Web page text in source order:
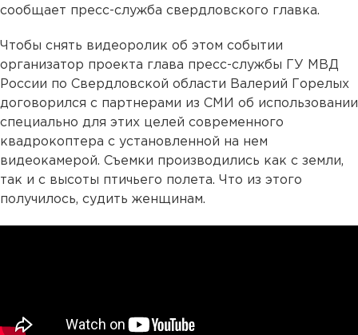
сообщает пресс-служба свердловского главка.
Чтобы снять видеоролик об этом событии
организатор проекта глава пресс-службы ГУ МВД
России по Свердловской области Валерий Горелых
договорился с партнерами из СМИ об использовании
специально для этих целей современного
квадрокоптера с установленной на нем
видеокамерой. Съемки производились как с земли,
так и с высоты птичьего полета. Что из этого
получилось, судить женщинам.